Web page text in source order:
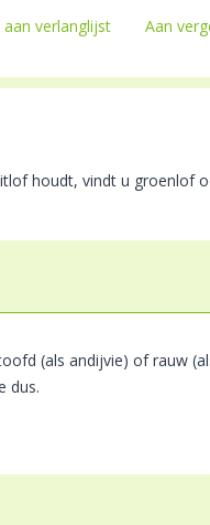
verlanglijst Aan
houdt, vindt u groenlof
(als andijvie) of rauw
dus.